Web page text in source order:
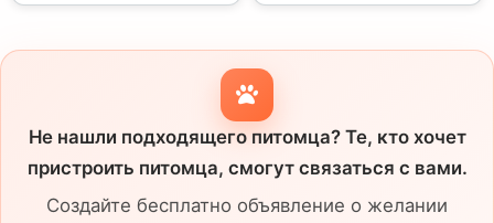
Не нашли подходящего питомца? Те, кто хочет
пристроить питомца, смогут связаться с вами.
Создайте бесплатно объявление о желании